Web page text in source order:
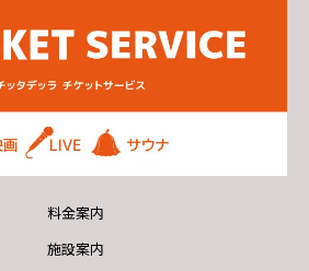
料金案内
施設案内